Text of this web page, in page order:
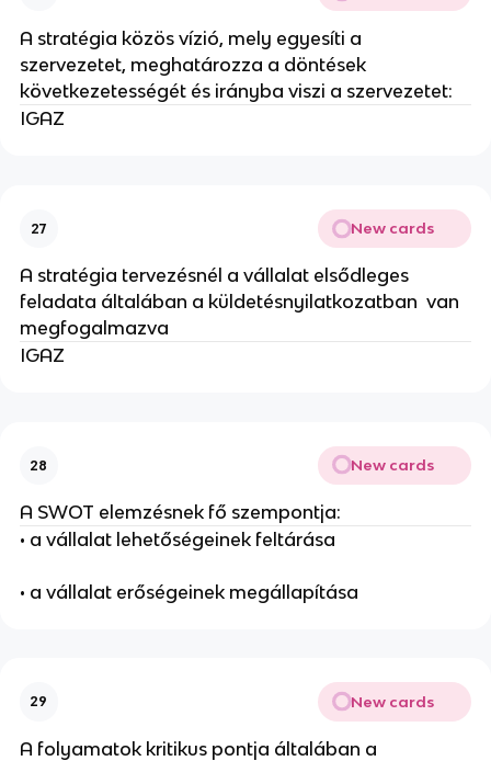
A stratégia közös vízió, mely egyesíti a
szervezetet, meghatározza a döntések
következetességét és irányba viszi a szervezetet:
IGAZ
27 New cards
A stratégia tervezésnél a vállalat elsődleges
feladata általában a küldetésnyilatkozatban van
megfogalmazva
IGAZ
28 New cards
A SWOT elemzésnek fő szempontja:
• a vállalat lehetőségeinek feltárása
• a vállalat erőségeinek megállapítása
29 New cards
A folyamatok kritikus pontja általában a